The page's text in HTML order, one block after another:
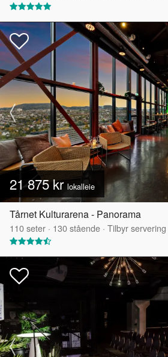
21 875 krlokalleie
Tårnet Kulturarena - Panorama
110seter · 130stående · Tilbyr servering